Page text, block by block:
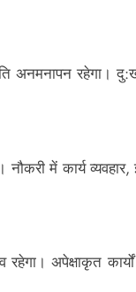
अनमनापन रहेगा।
में कार्य
अपेक्षाकृत